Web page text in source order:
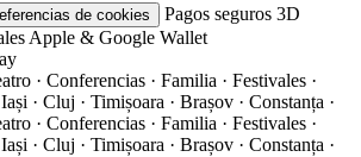
de cookies Pagos seguros 3D
Apple & Google Wallet
· Conferencias · Familia · Festivales ·
· Cluj · Timișoara · Brașov · Constanța ·
· Conferencias · Familia · Festivales ·
· Cluj · Timișoara · Brașov · Constanța ·